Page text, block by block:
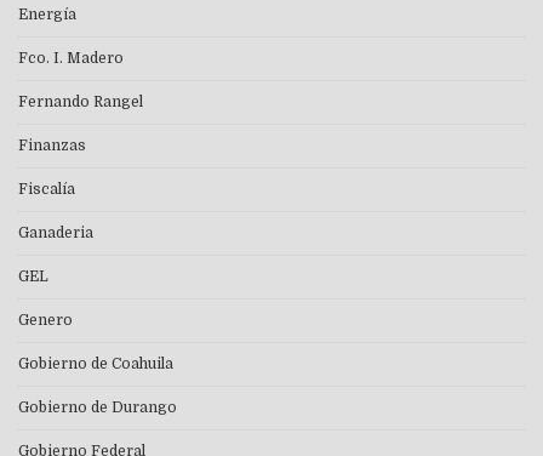
Energía
Fco. I. Madero
Fernando Rangel
Finanzas
Fiscalía
Ganaderia
GEL
Genero
Gobierno de Coahuila
Gobierno de Durango
Gobierno Federal